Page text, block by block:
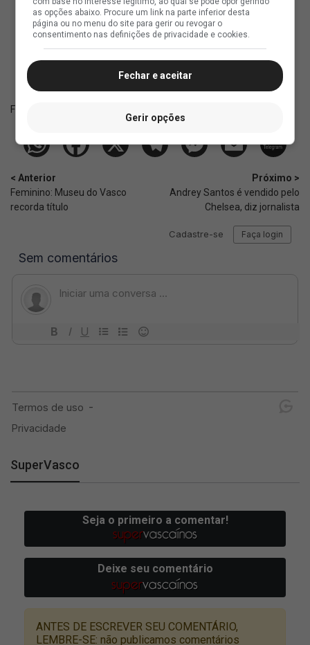
ad
Fonte:
< Anterior
Feminino: Museu do Vasco
recorda título
Próximo >
Andrey Santos é vendido pelo
Chelsea, diz jornalista
SuperVasco
as opções abaixo. Procure um link na parte inferior desta
página ou no menu do site para gerir ou revogar o
consentimento nas definições de privacidade e cookies.
Fechar e aceitar
Gerir opções